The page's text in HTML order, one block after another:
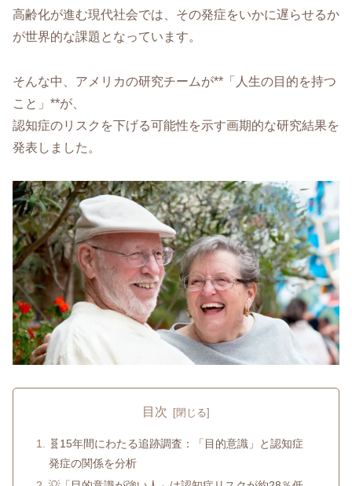
高齢化が進む現代社会では、その発症をいかに遅らせるか
が世界的な課題となっています。
そんな中、アメリカの研究チームが**「人生の目的を持つ
こと」**が、
認知症のリスクを下げる可能性を示す画期的な研究結果を
発表しました。
目次
🧬15年間にわたる追跡調査：「目的意識」と認知症
発症の関係を分析